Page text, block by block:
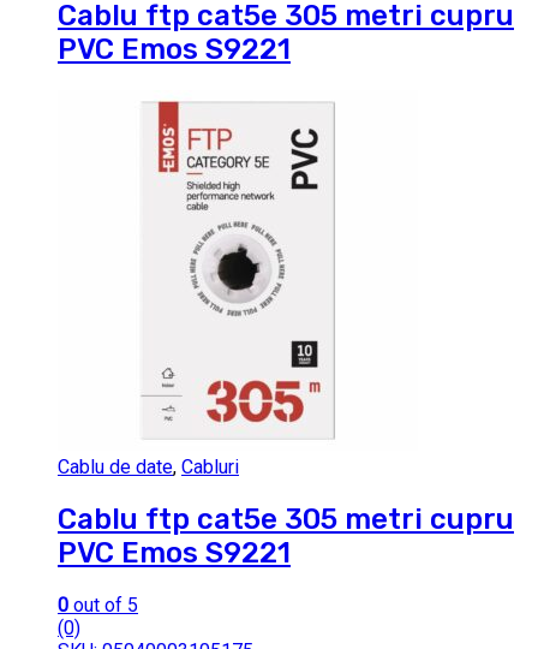
Cablu ftp cat5e 305 metri cupru
PVC Emos S9221
Cablu de date, Cabluri
Cablu ftp cat5e 305 metri cupru
PVC Emos S9221
0 out of 5
(0)